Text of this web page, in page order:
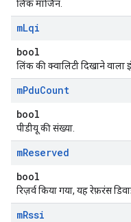
लिंक मार्जिन.
mLqi
bool
लिंक की क्वालिटी दिखाने वाला
mPduCount
bool
पीडीयू की संख्या.
mReserved
bool
रिज़र्व किया गया, यह रेफ़रंस
mRssi